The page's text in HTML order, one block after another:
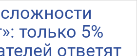
только 5%
ответят